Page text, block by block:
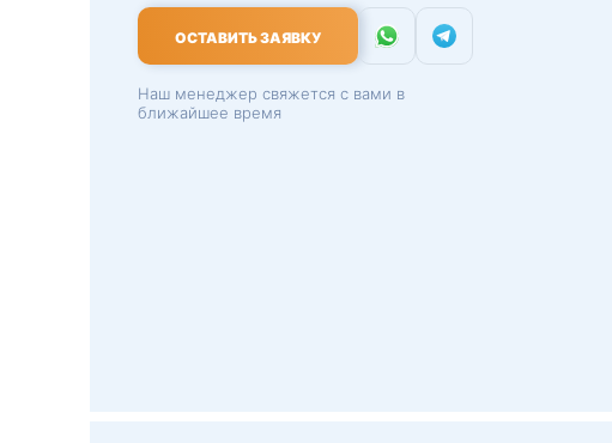
ОСТАВИТЬ ЗАЯВКУ
Наш менеджер свяжется с вами в
ближайшее время